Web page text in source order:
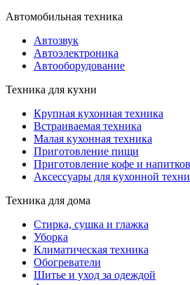
Автомобильная техника
Автозвук
Автоэлектроника
Автооборудование
Техника для кухни
Крупная кухонная техника
Встраиваемая техника
Малая кухонная техника
Приготовление пищи
Приготовление кофе и напитков
Аксессуары для кухонной
Техника для дома
Стирка, сушка и глажка
Уборка
Климатическая техника
Обогреватели
Шитье и уход за одеждой